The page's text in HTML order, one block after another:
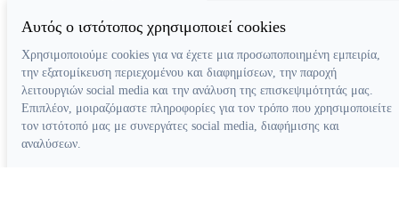
Αυτός ο ιστότοπος χρησιμοποιεί cookies
Χρησιμοποιούμε cookies για να έχετε μια προσωποποιημένη εμπειρία,
την εξατομίκευση περιεχομένου και διαφημίσεων, την παροχή
λειτουργιών social media και την ανάλυση της επισκεψιμότητάς μας.
Επιπλέον, μοιραζόμαστε πληροφορίες για τον τρόπο που χρησιμοποιείτε
τον ιστότοπό μας με συνεργάτες social media, διαφήμισης και
αναλύσεων.